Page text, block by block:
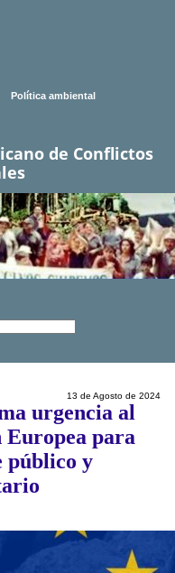
Política ambiental
de Conflictos
13 de Agosto de 2024
urgencia al
para
público y